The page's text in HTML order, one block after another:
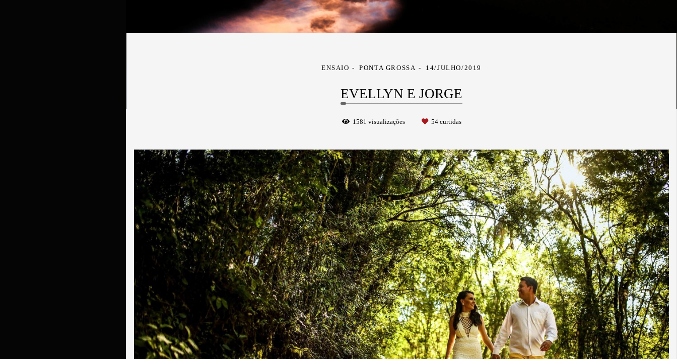
ENSAIO PONTA GROSSA 14/JULHO/2019
EVELLYN E JORGE
1581 visualizações 54curtidas